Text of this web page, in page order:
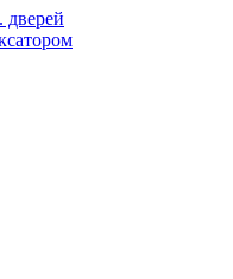
дверей